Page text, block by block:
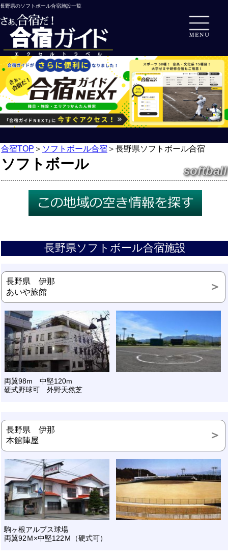
長野県のソフトボール合宿施設一覧
合宿TOP ＞ ソフトボール合宿 ＞ 長野県ソフトボール合宿
ソフトボール softball
長野県ソフトボール合宿施設
長野県 伊那
あいや旅館
両翼98m 中堅120m
硬式野球可 外野天然芝
長野県 伊那
本館陣屋
駒ヶ根アルプス球場
両翼92Ｍ×中堅122Ｍ（硬式可）